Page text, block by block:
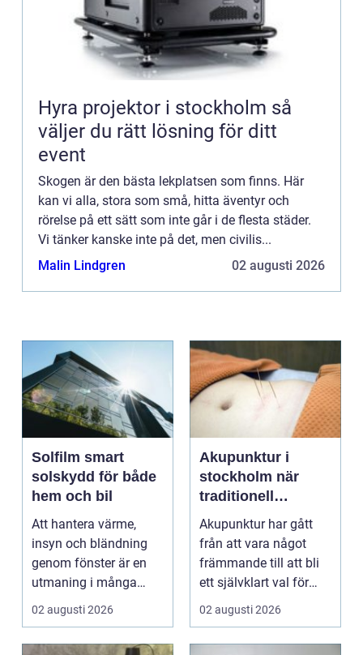
Hyra projektor i stockholm så
väljer du rätt lösning för ditt
event
Skogen är den bästa lekplatsen som finns. Här
kan vi alla, stora som små, hitta äventyr och
rörelse på ett sätt som inte går i de flesta städer.
Vi tänker kanske inte på det, men civilis...
Malin Lindgren
02 augusti 2026
Solfilm smart
solskydd för både
hem och bil
Att hantera värme,
insyn och bländning
genom fönster är en
utmaning i många
svenska hem, kontor
02 augusti 2026
Akupunktur i
stockholm när
traditionell
kinesisk medicin
möter modern
vardag
Akupunktur har gått
från att vara något
främmande till att bli
ett självklart val för
många som söke...
02 augusti 2026